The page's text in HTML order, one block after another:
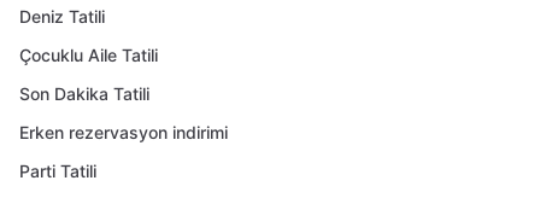
Deniz Tatili
Çocuklu Aile Tatili
Son Dakika Tatili
Erken rezervasyon indirimi
Parti Tatili